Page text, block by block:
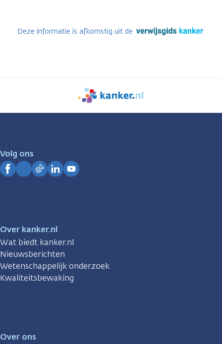
Deze informatie is afkomstig uit de
We
zijn
Volg ons
Over kanker.nl
Wat biedt kanker.nl
Nieuwsberichten
Wetenschappelijk onderzoek
Kwaliteitsbewaking
Over ons